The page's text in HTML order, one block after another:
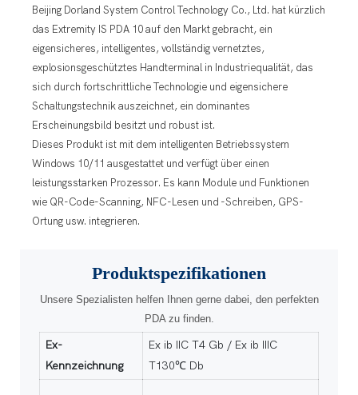
Beijing Dorland System Control Technology Co., Ltd. hat kürzlich
das Extremity IS PDA 10 auf den Markt gebracht, ein
eigensicheres, intelligentes, vollständig vernetztes,
explosionsgeschütztes Handterminal in Industriequalität, das
sich durch fortschrittliche Technologie und eigensichere
Schaltungstechnik auszeichnet, ein dominantes
Erscheinungsbild besitzt und robust ist.
Dieses Produkt ist mit dem intelligenten Betriebssystem
Windows 10/11 ausgestattet und verfügt über einen
leistungsstarken Prozessor. Es kann Module und Funktionen
wie QR-Code-Scanning, NFC-Lesen und -Schreiben, GPS-
Ortung usw. integrieren.
Produktspezifikationen
Unsere Spezialisten helfen Ihnen gerne dabei, den perfekten
PDA zu finden.
Ex-
Kennzeichnung
Ex ib IIC T4 Gb / Ex ib IIIC
T130℃ Db